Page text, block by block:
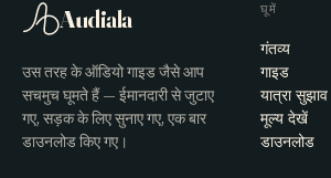
Audiala
उस तरह के ऑडियो गाइड जैसे आप
सचमुच घूमते हैं — ईमानदारी से जुटाए
गए, सड़क के लिए सुनाए गए, एक बार
डाउनलोड किए गए।
घूमें
गंतव्य
गाइड
यात्रा सुझाव
मूल्य देखें
डाउनलोड